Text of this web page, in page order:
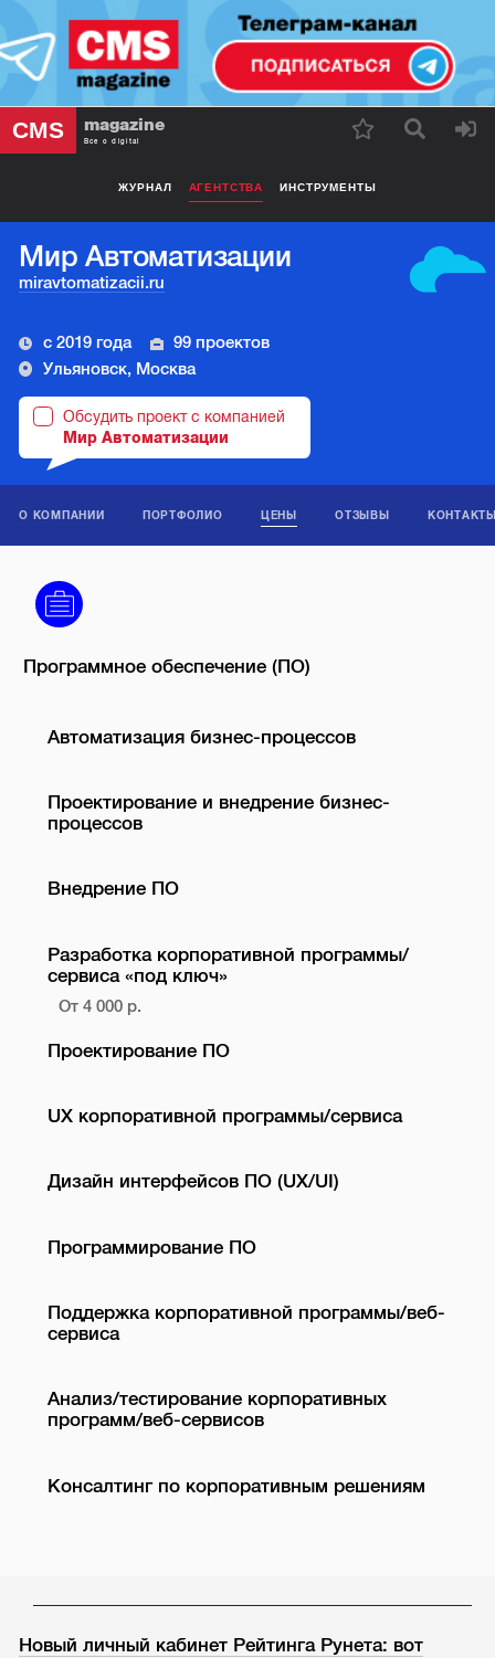
CMS magazine
Все о digital
ЖУРНАЛ АГЕНТСТВА ИНСТРУМЕНТЫ
Мир Автоматизации
miravtomatizacii.ru
с 2019 года
99 проектов
Ульяновск, Москва
Обсудить проект с компанией
Мир Автоматизации
О КОМПАНИИ ПОРТФОЛИО ЦЕНЫ ОТЗЫВЫ
Программное обеспечение (ПО)
Автоматизация бизнес-процессов
Проектирование и внедрение бизнес-
процессов
Внедрение ПО
Разработка корпоративной программы/
сервиса «под ключ»
От 4 000 р.
Проектирование ПО
UX корпоративной программы/сервиса
Дизайн интерфейсов ПО (UX/UI)
Программирование ПО
Поддержка корпоративной программы/веб-
сервиса
Анализ/тестирование корпоративных
программ/веб-сервисов
Консалтинг по корпоративным решениям
Новый личный кабинет Рейтинга Рунета: вот